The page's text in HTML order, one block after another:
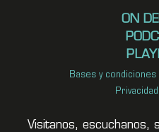
ON
Bases y
Visitanos, escuchanos,